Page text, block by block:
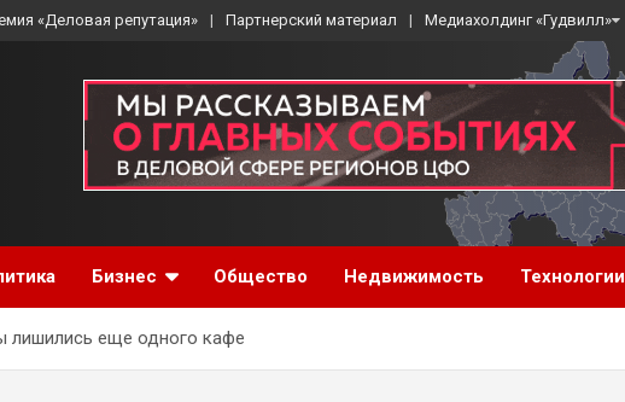
«Деловая репутация» Партнерский материал Медиахолдинг «Гудвилл»
Бизнес Общество Недвижимость Технологии
лишились еще одного кафе